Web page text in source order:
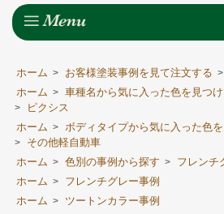
ホーム > お客様塗装事例を見て注文する >
ホーム > 車種名から気に入った色を見つ
>
ピクシス
ホーム > ボディタイプから気に入った色
>
その他軽自動車
ホーム > 色別の事例から探す >
フレンチ
ホーム >
フレンチグレー事例
ホーム > ツートンカラー事例